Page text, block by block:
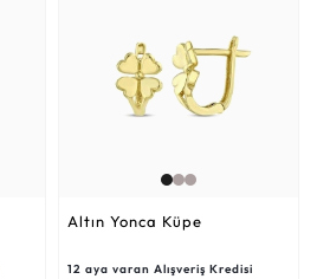
Altın Yonca Küpe
12 aya varan Alışveriş Kredisi